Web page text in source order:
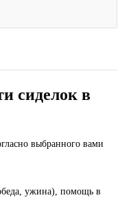
сиделок в
выбранного вами
ужина), помощь в